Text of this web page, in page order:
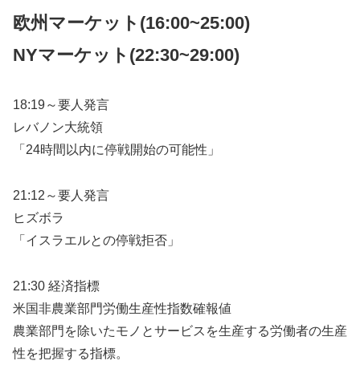
欧州マーケット(16:00~25:00)
NYマーケット (22:30~29:00)
18:19～要人発言
レバノン大統領
「24時間以内に停戦開始の可能性」
21:12～要人発言
ヒズボラ
「イスラエルとの停戦拒否」
21:30 経済指標
米国非農業部門労働生産性指数確報値
農業部門を除いたモノとサービスを生産する労働者の生産
性を把握する指標。